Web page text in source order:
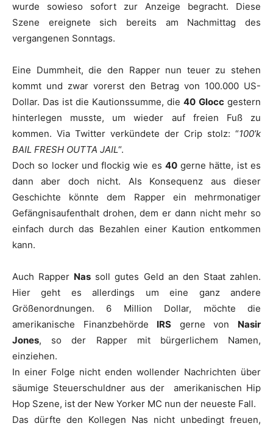
wurde sowieso sofort zur Anzeige begracht. Diese
Szene ereignete sich bereits am Nachmittag des
vergangenen Sonntags.
Eine Dummheit, die den Rapper nun teuer zu stehen
kommt und zwar vorerst den Betrag von 100.000 US-
Dollar. Das ist die Kautionssumme, die 40 Glocc gestern
hinterlegen musste, um wieder auf freien Fuß zu
kommen. Via Twitter verkündete der Crip stolz: “100’k
BAIL FRESH OUTTA JAIL“.
Doch so locker und flockig wie es 40gerne hätte, ist es
dann aber doch nicht. Als Konsequenz aus dieser
Geschichte könnte dem Rapper ein mehrmonatiger
Gefängnisaufenthalt drohen, dem er dann nicht mehr so
einfach durch das Bezahlen einer Kaution entkommen
kann.
Auch Rapper Nas soll gutes Geld an den Staat zahlen.
Hier geht es allerdings um eine ganz andere
Größenordnungen. 6 Million Dollar, möchte die
amerikanische Finanzbehörde IRS gerne von Nasir
Jones, so der Rapper mit bürgerlichem Namen,
einziehen.
In einer Folge nicht enden wollender Nachrichten über
säumige Steuerschuldner aus der amerikanischen Hip
Hop Szene, ist der New Yorker MC nun der neueste Fall.
Das dürfte den Kollegen Nas nicht unbedingt freuen,